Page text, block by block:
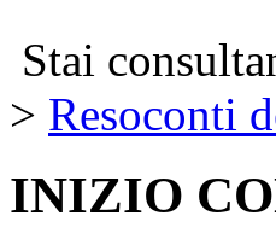
Stai
> Resoconti
INIZIO